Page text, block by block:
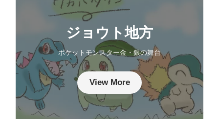
ジョウト地方
ポケットモンスター金・銀の舞台
View More